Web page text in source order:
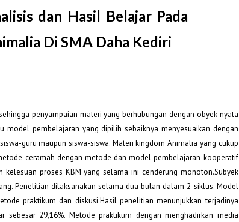
dan Hasil Belajar Pada
Di SMA Daha Kediri
penyampaian materi yang berhubungan dengan obyek nyata
model pembelajaran yang dipilih sebaiknya menyesuaikan dengan
guru maupun siswa-siswa. Materi kingdom Animalia yang cukup
ceramah dengan metode dan model pembelajaran kooperatif
proses KBM yang selama ini cenderung monoton.Subyek
Penelitian dilaksanakan selama dua bulan dalam 2 siklus. Model
praktikum dan diskusi.Hasil penelitian menunjukkan terjadinya
29,16%. Metode praktikum dengan menghadirkan media